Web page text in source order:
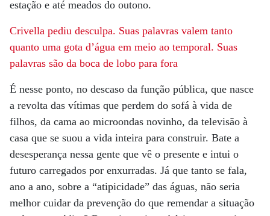
estação e até meados do outono.
Crivella pediu desculpa. Suas palavras valem tanto
quanto uma gota d’água em meio ao temporal. Suas
palavras são da boca de lobo para fora
É nesse ponto, no descaso da função pública, que nasce
a revolta das vítimas que perdem do sofá à vida de
filhos, da cama ao microondas novinho, da televisão à
casa que se suou a vida inteira para construir. Bate a
desesperança nessa gente que vê o presente e intui o
futuro carregados por enxurradas. Já que tanto se fala,
ano a ano, sobre a “atipicidade” das águas, não seria
melhor cuidar da prevenção do que remendar a situação